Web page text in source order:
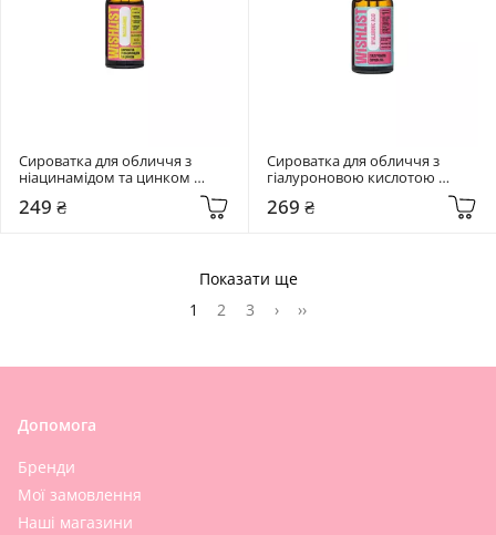
Сироватка для обличчя з
ніацинамідом та цинком
Serum
249 ₴
Сироватка для обличчя з
гіалуроновою кислотою
Wishlist 30 мл Hyaluronic Acid
269 ₴
Показати ще
1
2 3 › ››
Допомога
Бренди
Мої замовлення
Наші магазини